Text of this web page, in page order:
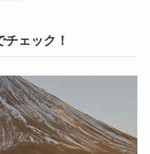
ェック！